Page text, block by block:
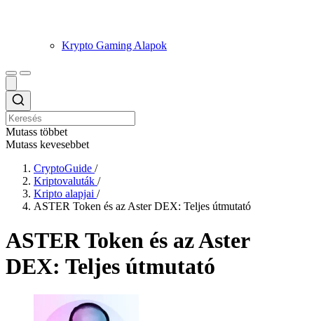
Krypto Gaming Alapok
Mutass többet
Mutass kevesebbet
CryptoGuide /
Kriptovaluták /
Kripto alapjai /
ASTER Token és az Aster DEX: Teljes útmutató
ASTER Token és az Aster
DEX: Teljes útmutató